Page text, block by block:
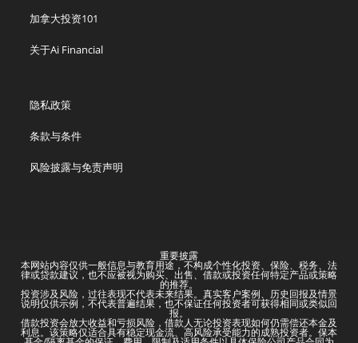
加拿大投资101
关于Ai Financial
隐私政策
条款与条件
风险披露与免责声明
重要披露
本网站内容仅供一般信息与教育用途，不构成个性化投资、保险、税务、法
律或贷款建议，也不应被视为购买、出售、借款或投资任何特定产品或策略
的推荐。
投资涉及风险，过往表现不代表未来结果。真实客户案例、历史回报及情景
说明仅供示例，不代表普遍结果，也不保证任何投资者可获得相同或类似回
报。
借款投资会放大收益和亏损风险，借款人无论投资表现如何仍需偿还本金及
利息。该策略仅适合具有稳定现金流、高风险承受能力的成熟投资者。保本